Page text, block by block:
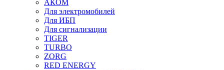
АКОМ
Для электромобилей
Для ИБП
Для сигнализации
TIGER
TURBO
ZORG
RED ENERGY